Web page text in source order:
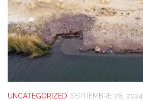
UNCATEGORIZED SEPTIEMBRE 28, 2024